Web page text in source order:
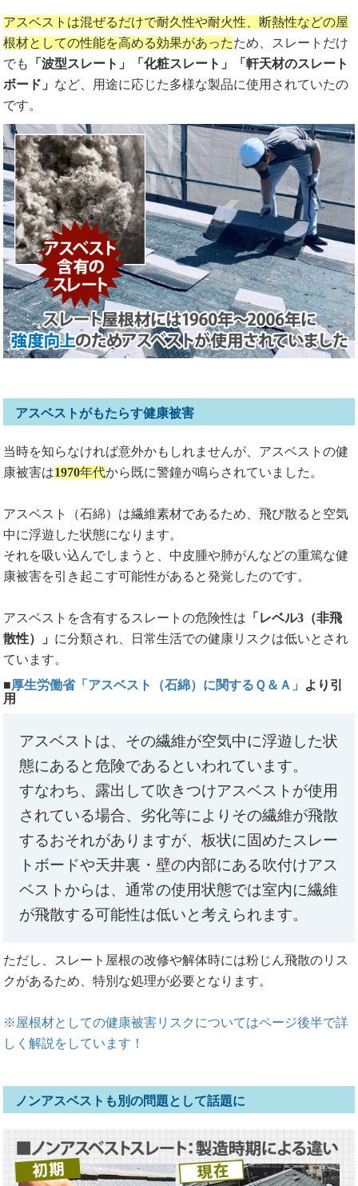
アスベストは混ぜるだけで耐久性や耐火性、断熱性などの屋
根材としての性能を高める効果があったため、スレートだけ
でも
「波型スレート」「化粧スレート」「軒天材のスレート
ボード」 など、用途に応じた多様な製品に使用されていたの
です。
アスベストがもたらす健康被害
当時を知らなければ意外かもしれませんが、アスベストの健
康被害は1970年代から既に警鐘が鳴らされていました。
アスベスト（石綿）は繊維素材であるため、飛び散ると空気
中に浮遊した状態になります。
それを吸い込んでしまうと、中皮腫や肺がんなどの重篤な健
康被害を引き起こす可能性があると発覚したのです。
アスベストを含有するスレートの危険性は 「レベル3（非飛
散性）」 に分類され、日常生活での健康リスクは低いとされ
ています。
■厚生労働省「アスベスト（石綿）に関するＱ＆Ａ」 より引
用
アスベストは、その繊維が空気中に浮遊した状
態にあると危険であるといわれています。
すなわち、露出して吹きつけアスベストが使用
されている場合、劣化等によりその繊維が飛散
するおそれがありますが、板状に固めたスレー
トボードや天井裏・壁の内部にある吹付けアス
ベストからは、通常の使用状態では室内に繊維
が飛散する可能性は低いと考えられます。
ただし、スレート屋根の改修や解体時には粉じん飛散のリス
クがあるため、特別な処理が必要となります。
※屋根材としての健康被害リスクについてはページ後半で詳
しく解説をしています！
ノンアスベストも別の問題として話題に